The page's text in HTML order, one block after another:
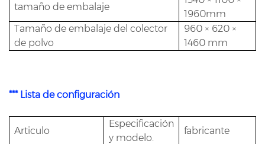
tamaño de embalaje
1960mm
Tamaño de embalaje del colector
de polvo
960 × 620 ×
1460 mm
*** Lista de configuración
Articulo
Especificación
y modelo.
fabricante